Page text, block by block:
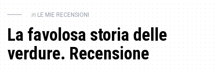
in LE MIE RECENSIONI
La favolosa storia delle
verdure. Recensione